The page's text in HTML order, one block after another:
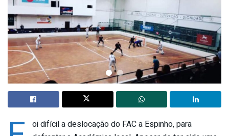
oi difícil a deslocação do FAC a Espinho, para